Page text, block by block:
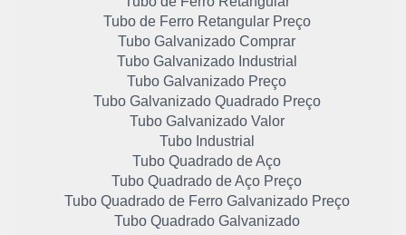
Tubo de Ferro Retangular Preço
Tubo Galvanizado Comprar
Tubo Galvanizado Industrial
Tubo Galvanizado Preço
Tubo Galvanizado Quadrado Preço
Tubo Galvanizado Valor
Tubo Industrial
Tubo Quadrado de Aço
Tubo Quadrado de Aço Preço
Tubo Quadrado de Ferro Galvanizado Preço
Tubo Quadrado Galvanizado